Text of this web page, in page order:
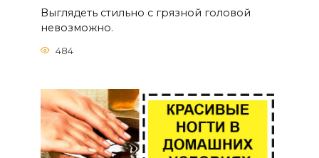
Выглядеть стильно с грязной головой
невозможно.
484